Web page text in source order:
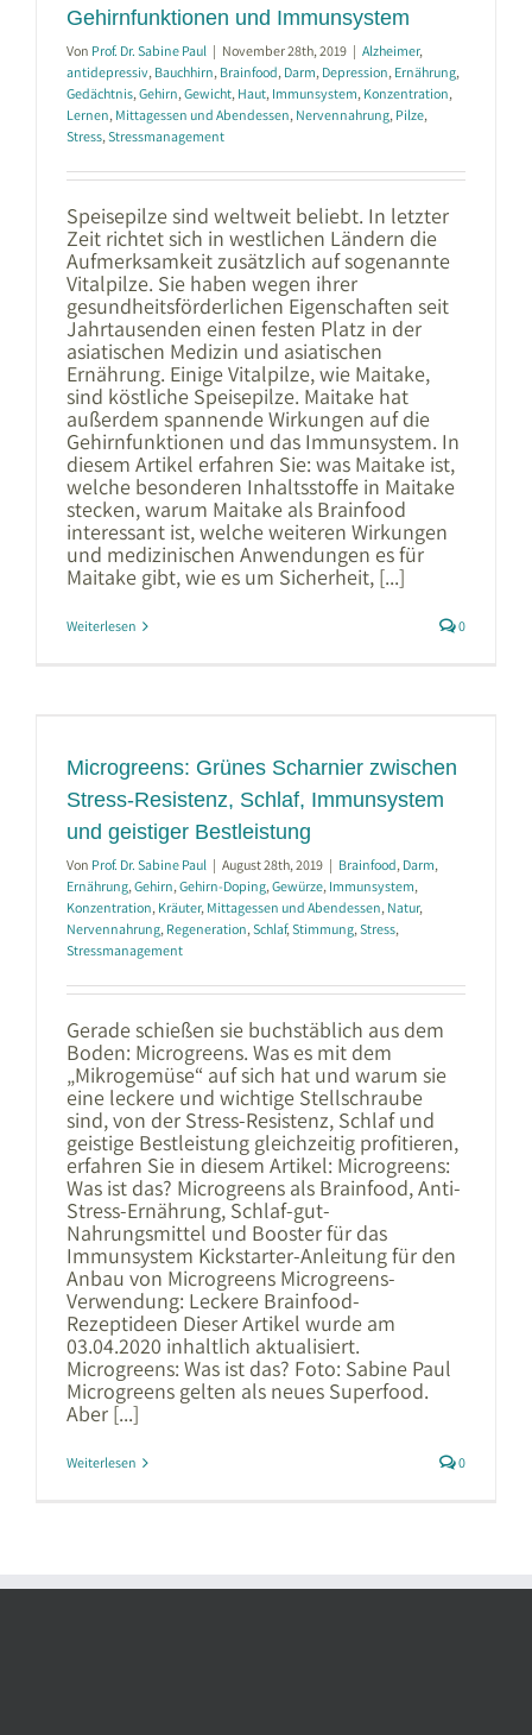
Gehirnfunktionen und Immunsystem
Von Prof. Dr. Sabine Paul | November 28th, 2019 | Alzheimer,
antidepressiv, Bauchhirn, Brainfood, Darm, Depression, Ernährung,
Gedächtnis,Gehirn,Gewicht, Haut, Immunsystem, Konzentration,
Lernen, Mittagessen und Abendessen, Nervennahrung, Pilze,
Stress,Stressmanagement
Speisepilze sind weltweit beliebt. In letzter
Zeit richtet sich in westlichen Ländern die
Aufmerksamkeit zusätzlich auf sogenannte
Vitalpilze. Sie haben wegen ihrer
gesundheitsförderlichen Eigenschaften seit
Jahrtausenden einen festen Platz in der
asiatischen Medizin und asiatischen
Ernährung. Einige Vitalpilze, wie Maitake,
sind köstliche Speisepilze. Maitake hat
außerdem spannende Wirkungen auf die
Gehirnfunktionen und das Immunsystem. In
diesem Artikel erfahren Sie: was Maitake ist,
welche besonderen Inhaltsstoffe in Maitake
stecken, warum Maitake als Brainfood
interessant ist, welche weiteren Wirkungen
und medizinischen Anwendungen es für
Maitake gibt, wie es um Sicherheit, [...]
Weiterlesen 0
Microgreens: Grünes Scharnier zwischen
Stress-Resistenz, Schlaf, Immunsystem
und geistiger Bestleistung
Von Prof. Dr. Sabine Paul | August 28th, 2019 | Brainfood, Darm,
Ernährung,Gehirn,Gehirn-Doping,Gewürze, Immunsystem,
Konzentration, Kräuter, Mittagessen und Abendessen, Natur,
Nervennahrung, Regeneration,Schlaf,Stimmung,Stress,
Stressmanagement
Gerade schießen sie buchstäblich aus dem
Boden: Microgreens. Was es mit dem
„Mikrogemüse“ auf sich hat und warum sie
eine leckere und wichtige Stellschraube
sind, von der Stress-Resistenz, Schlaf und
geistige Bestleistung gleichzeitig profitieren,
erfahren Sie in diesem Artikel: Microgreens:
Was ist das? Microgreens als Brainfood, Anti-
Stress-Ernährung, Schlaf-gut-
Nahrungsmittel und Booster für das
Immunsystem Kickstarter-Anleitung für den
Anbau von Microgreens Microgreens-
Verwendung: Leckere Brainfood-
Rezeptideen Dieser Artikel wurde am
03.04.2020 inhaltlich aktualisiert.
Microgreens: Was ist das? Foto: Sabine Paul
Microgreens gelten als neues Superfood.
Aber [...]
Weiterlesen 0